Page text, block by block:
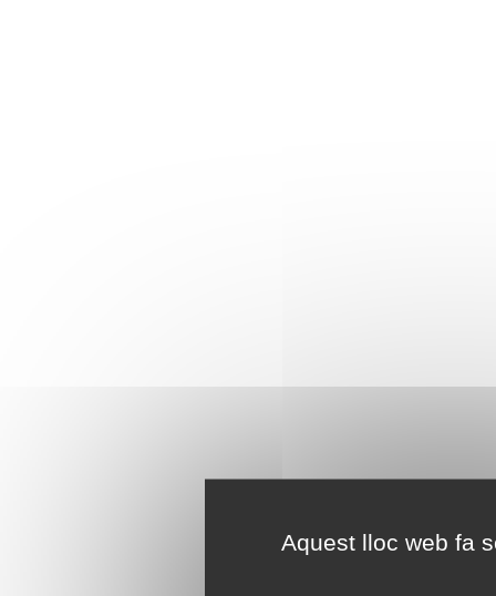
Aquest lloc web fa